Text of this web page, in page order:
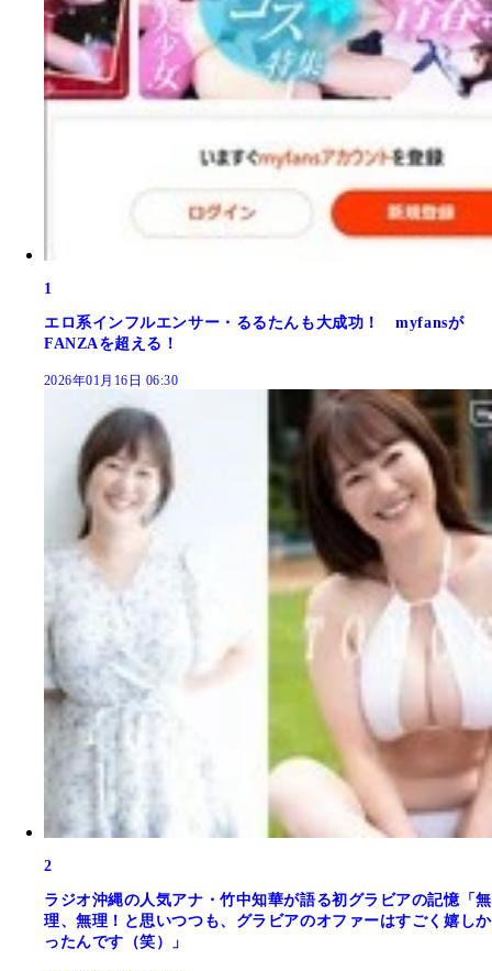
1
エロ系インフルエンサー・るるたんも大成功！ myfansが
FANZAを超える！
2026年01月16日 06:30
2
ラジオ沖縄の人気アナ・竹中知華が語る初グラビアの記憶「無
理、無理！と思いつつも、グラビアのオファーはすごく嬉しか
ったんです（笑）」